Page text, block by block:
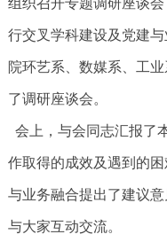
组织召开专题调研座谈
行交叉学科建设及党建
院环艺系、数媒系、工
了调研座谈会。
会上，与会同志汇报了
作取得的成效及遇到的
与业务融合提出了建议
与大家互动交流。